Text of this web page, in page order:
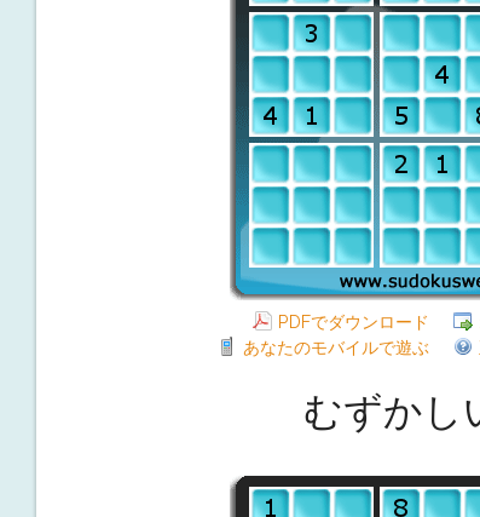
PDFでダウンロード
あなたのモバイルで遊ぶ
むずかし